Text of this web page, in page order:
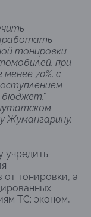
тонировки
при
70%, с
Жумангарину.
учредить
от тонировки, а
ТС: эконом,